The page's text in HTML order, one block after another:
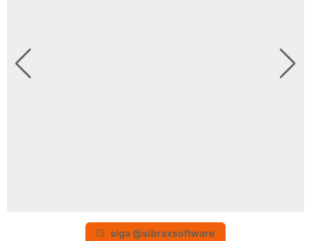
siga @sibraxsoftware